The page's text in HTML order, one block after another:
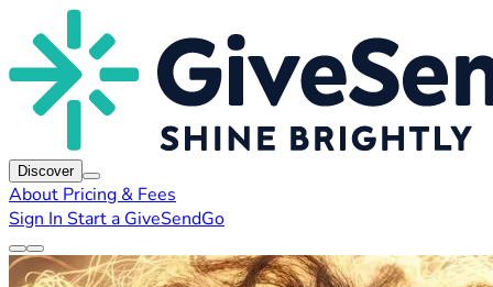
Discover
About Pricing & Fees
Sign In Start a GiveSendGo